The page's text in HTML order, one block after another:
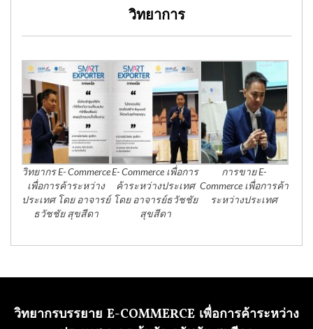
วิทยาการ
วิทยากร E- Commerce
เพื่อการค้าระหว่าง
ประเทศ โดย อาจารย์
ธวัชชัย สุขสีดา
E- Commerce เพื่อการ
ค้าระหว่างประเทศ
โดย อาจารย์ธวัชชัย
สุขสีดา
การขาย E-
Commerce เพื่อการค้า
ระหว่างประเทศ
วิทยากรบรรยาย E-COMMERCE เพื่อการค้าระหว่าง